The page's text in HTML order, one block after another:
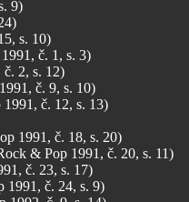
9)
s. 10)
č. 1, s. 3)
2, s. 12)
č. 9, s. 10)
č. 12, s. 13)
1991, č. 18, s. 20)
& Pop 1991, č. 20, s. 11)
č. 23, s. 17)
1991, č. 24, s. 9)